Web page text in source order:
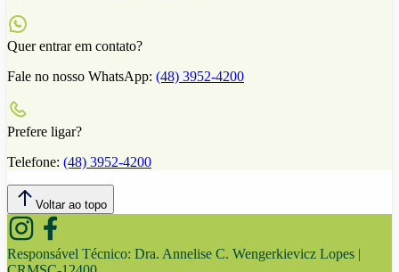
Quer entrar em contato?
Fale no nosso WhatsApp: (48) 3952-4200
Prefere ligar?
Telefone: (48) 3952-4200
Voltar ao topo
Responsável Técnico: Dra. Annelise C. Wengerkievicz Lopes |